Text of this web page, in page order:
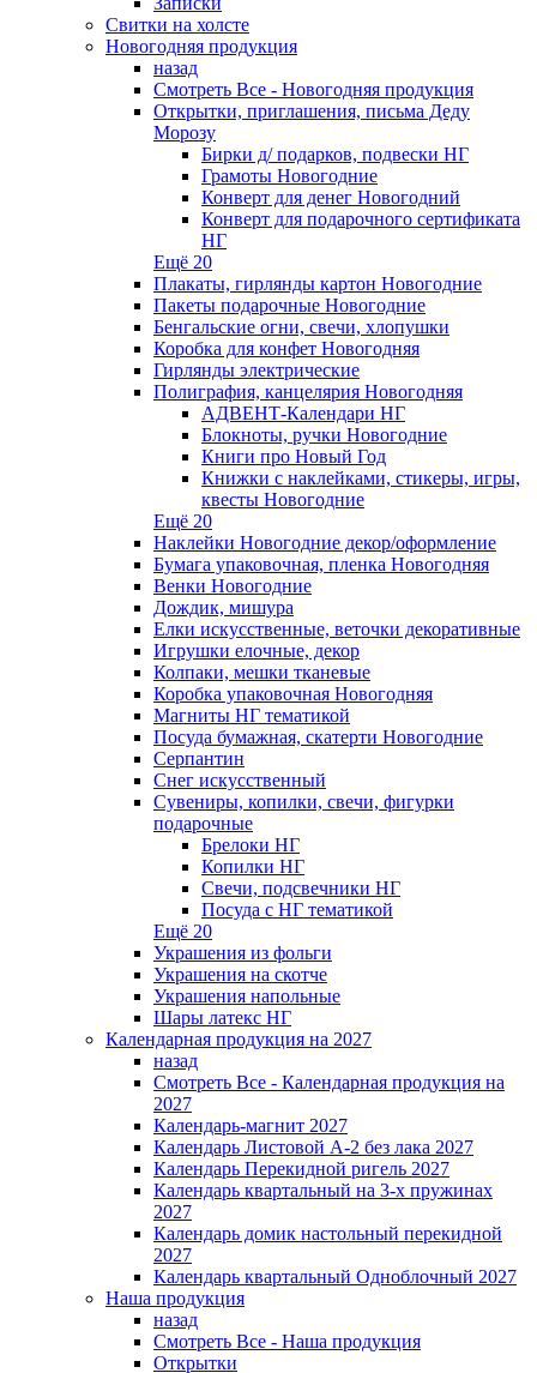
Свитки на холсте
Новогодняя продукция
назад
Смотреть Все - Новогодняя продукция
Открытки, приглашения, письма Деду
Морозу
Бирки д/ подарков, подвески НГ
Грамоты Новогодние
Конверт для денег Новогодний
Конверт для подарочного сертификата
НГ
Ещё 20
Плакаты, гирлянды картон Новогодние
Пакеты подарочные Новогодние
Бенгальские огни, свечи, хлопушки
Коробка для конфет Новогодняя
Гирлянды электрические
Полиграфия, канцелярия Новогодняя
АДВЕНТ-Календари НГ
Блокноты, ручки Новогодние
Книги про Новый Год
Книжки с наклейками, стикеры, игры,
квесты Новогодние
Ещё 20
Наклейки Новогодние декор/оформление
Бумага упаковочная, пленка Новогодняя
Венки Новогодние
Дождик, мишура
Елки искусственные, веточки декоративные
Игрушки елочные, декор
Колпаки, мешки тканевые
Коробка упаковочная Новогодняя
Магниты НГ тематикой
Посуда бумажная, скатерти Новогодние
Серпантин
Снег искусственный
Сувениры, копилки, свечи, фигурки
подарочные
Брелоки НГ
Копилки НГ
Свечи, подсвечники НГ
Посуда с НГ тематикой
Ещё 20
Украшения из фольги
Украшения на скотче
Украшения напольные
Шары латекс НГ
Календарная продукция на 2027
назад
Смотреть Все - Календарная продукция на
2027
Календарь-магнит 2027
Календарь Листовой А-2 без лака 2027
Календарь Перекидной ригель 2027
Календарь квартальный на 3-х пружинах
2027
Календарь домик настольный перекидной
2027
Календарь квартальный Одноблочный 2027
Наша продукция
назад
Смотреть Все - Наша продукция
Открытки